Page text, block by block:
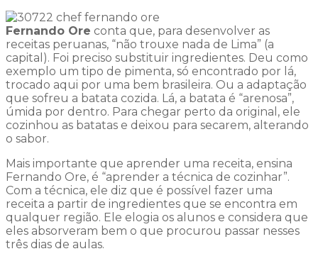
Fernando Ore conta que, para desenvolver as
receitas peruanas, “não trouxe nada de Lima” (a
capital). Foi preciso substituir ingredientes. Deu como
exemplo um tipo de pimenta, só encontrado por lá,
trocado aqui por uma bem brasileira. Ou a adaptação
que sofreu a batata cozida. Lá, a batata é “arenosa”,
úmida por dentro. Para chegar perto da original, ele
cozinhou as batatas e deixou para secarem, alterando
o sabor.
Mais importante que aprender uma receita, ensina
Fernando Ore, é “aprender a técnica de cozinhar”.
Com a técnica, ele diz que é possível fazer uma
receita a partir de ingredientes que se encontra em
qualquer região. Ele elogia os alunos e considera que
eles absorveram bem o que procurou passar nesses
três dias de aulas.